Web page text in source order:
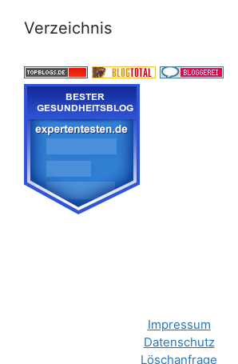
Verzeichnis
Impressum
Datenschutz
Löschanfrage